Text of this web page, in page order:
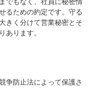
るための約定です。守る
きく分けて営業秘密とそ
あります。
争防止法によって保護さ